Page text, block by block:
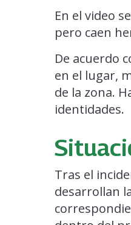
En el video
pero caen
De acuerdo
en el lugar,
de la zona.
identidades.
Tras el
desarrollan